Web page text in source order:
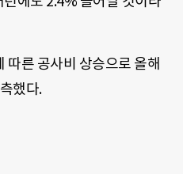
따른 공사비 상승으로 올해
했다.